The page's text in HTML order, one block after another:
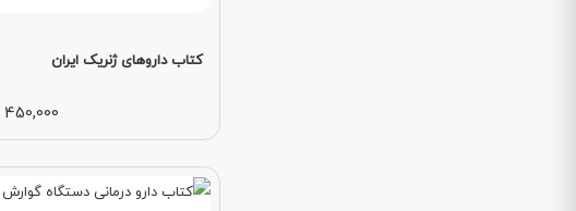
کتاب داروهای ژنریک ایران
450,000